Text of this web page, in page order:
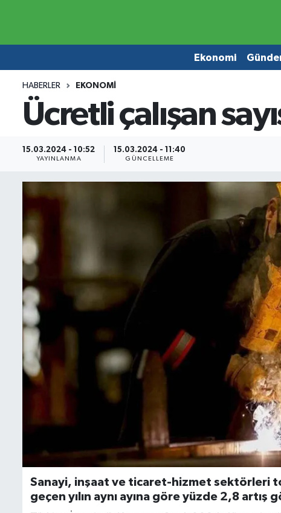
Ekonomi
HABERLER EKONOMI
Ücretli çalışan
15.03.2024 - 10:52
YAYINLANMA
15.03.2024 - 11:40
GÜNCELLEME
Sanayi, inşaat ve ticaret-hizmet sektörleri
geçen yılın aynı ayına göre yüzde 2,8 artış
Ekonomi
Borsa
Otomobil
Hakkımızda
İletişim
Künye
Yasal Uyarı
Ekonomi
Borsa
Emtia
Yapay Zeka